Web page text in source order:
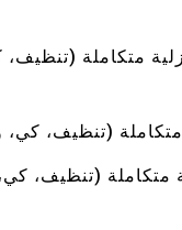
متكاملة
(تنظيف،
متكاملة (تنظيف،